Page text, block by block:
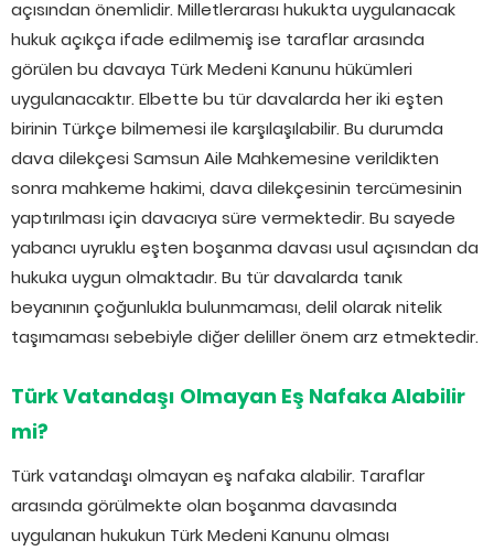
açısından önemlidir. Milletlerarası hukukta uygulanacak
hukuk açıkça ifade edilmemiş ise taraflar arasında
görülen bu davaya Türk Medeni Kanunu hükümleri
uygulanacaktır. Elbette bu tür davalarda her iki eşten
birinin Türkçe bilmemesi ile karşılaşılabilir. Bu durumda
dava dilekçesi Samsun Aile Mahkemesine verildikten
sonra mahkeme hakimi, dava dilekçesinin tercümesinin
yaptırılması için davacıya süre vermektedir. Bu sayede
yabancı uyruklu eşten boşanma davası usul açısından da
hukuka uygun olmaktadır. Bu tür davalarda tanık
beyanının çoğunlukla bulunmaması, delil olarak nitelik
taşımaması sebebiyle diğer deliller önem arz etmektedir.
Türk Vatandaşı Olmayan Eş Nafaka Alabilir
mi?
Türk vatandaşı olmayan eş nafaka alabilir. Taraflar
arasında görülmekte olan boşanma davasında
uygulanan hukukun Türk Medeni Kanunu olması